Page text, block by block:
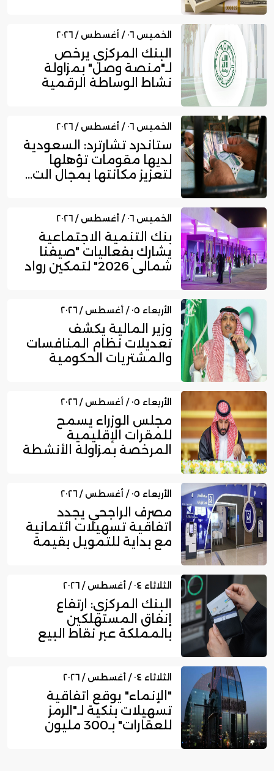
الخميس ٠٦ / أغسطس / ٢٠٢٦
البنك المركزي يرخص
لـ"منصة وصل" بمزاولة
نشاط الوساطة الرقمية
الخميس ٠٦ / أغسطس / ٢٠٢٦
ستاندرد تشارترد: السعودية
لديها مقومات تؤهلها
لتعزيز مكانتها بمجال الت...
الخميس ٠٦ / أغسطس / ٢٠٢٦
بنك التنمية الاجتماعية
يشارك بفعاليات "صيفنا
شمالي 2026" لتمكين رواد
الأربعاء ٠٥ / أغسطس / ٢٠٢٦
وزير المالية يكشف
تعديلات نظام المنافسات
والمشتريات الحكومية
الأربعاء ٠٥ / أغسطس / ٢٠٢٦
مجلس الوزراء يسمح
للمقرات الإقليمية
المرخصة بمزاولة الأنشطة
الأربعاء ٠٥ / أغسطس / ٢٠٢٦
مصرف الراجحي يجدد
اتفاقية تسهيلات ائتمانية
مع بداية للتمويل بقيمة
الثلاثاء ٠٤ / أغسطس / ٢٠٢٦
البنك المركزي: ارتفاع
إنفاق المستهلكين
بالمملكة عبر نقاط البيع
الثلاثاء ٠٤ / أغسطس / ٢٠٢٦
"الإنماء" يوقع اتفاقية
تسهيلات بنكية لـ"الرمز
للعقارات" بـ300 مليون